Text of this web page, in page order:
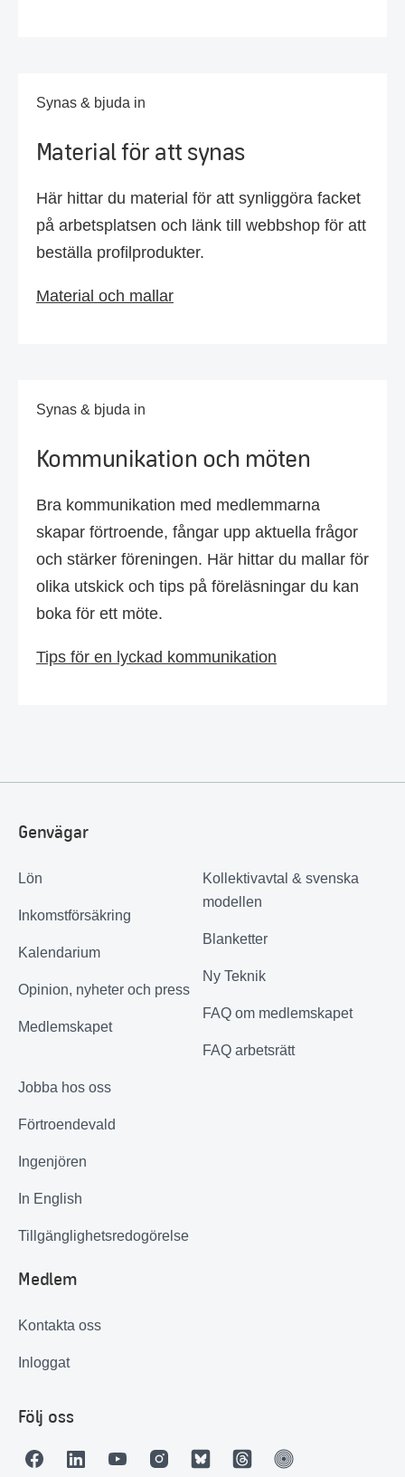
Synas & bjuda in
Material för att synas
Här hittar du material för att synliggöra facket
på arbetsplatsen och länk till webbshop för att
beställa profilprodukter.
Material och mallar
Synas & bjuda in
Kommunikation och möten
Bra kommunikation med medlemmarna
skapar förtroende, fångar upp aktuella frågor
och stärker föreningen. Här hittar du mallar för
olika utskick och tips på föreläsningar du kan
boka för ett möte.
Tips för en lyckad kommunikation
Genvägar
Lön
Inkomstförsäkring
Kalendarium
Opinion, nyheter och press
Medlemskapet
Kollektivavtal & svenska
modellen
Blanketter
Ny Teknik
FAQ om medlemskapet
FAQ arbetsrätt
Jobba hos oss
Förtroendevald
Ingenjören
In English
Tillgänglighetsredogörelse
Medlem
Kontakta oss
Inloggat
Följ oss